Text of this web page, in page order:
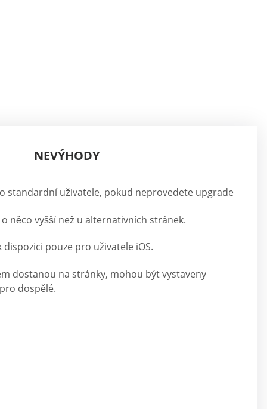
NEVÝHODY
standardní uživatele, pokud neprovedete upgrade
něco vyšší než u alternativních stránek.
pouze pro uživatele iOS.
dostanou na stránky, mohou být vystaveny
dospělé.